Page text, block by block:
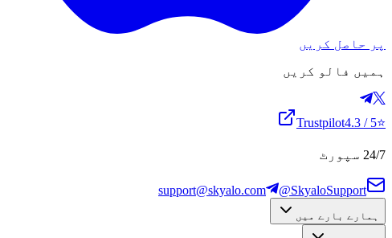
پر حاصل کریں
ہمیں فالو کریں
⭐
Trustpilot4.3 / 5
24/7 سپورٹ
support@skyalo.com @SkyaloSupport
ہمارے بارے میں